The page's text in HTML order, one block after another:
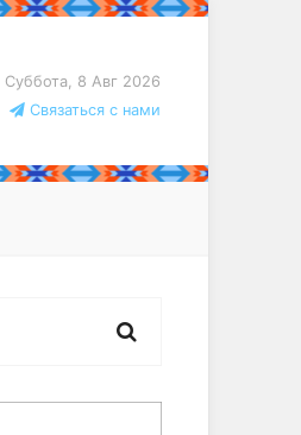
Суббота, 8 Авг 2026
Связаться с нами